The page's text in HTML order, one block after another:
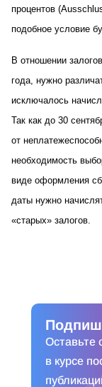
процентов
подобное условие
В отношении
года, нужно
исключалось
Так как до 30
от
необходимость
виде оформления
даты нужно
«старых» залогов.
Оставьте
в курсе